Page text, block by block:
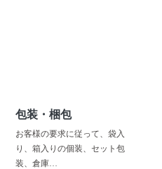
包装・梱包
お客様の要求に従って、袋入
り、箱入りの個装、セット包
装、倉庫…